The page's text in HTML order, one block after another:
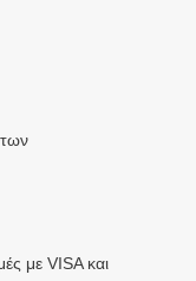
με VISA και